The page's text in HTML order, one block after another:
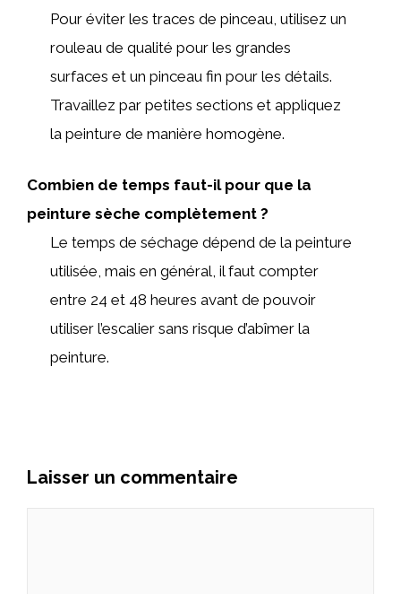
Pour éviter les traces de pinceau, utilisez un
rouleau de qualité pour les grandes
surfaces et un pinceau fin pour les détails.
Travaillez par petites sections et appliquez
la peinture de manière homogène.
Combien de temps faut-il pour que la
peinture sèche complètement ?
Le temps de séchage dépend de la peinture
utilisée, mais en général, il faut compter
entre 24 et 48 heures avant de pouvoir
utiliser l’escalier sans risque d’abîmer la
peinture.
Laisser un commentaire